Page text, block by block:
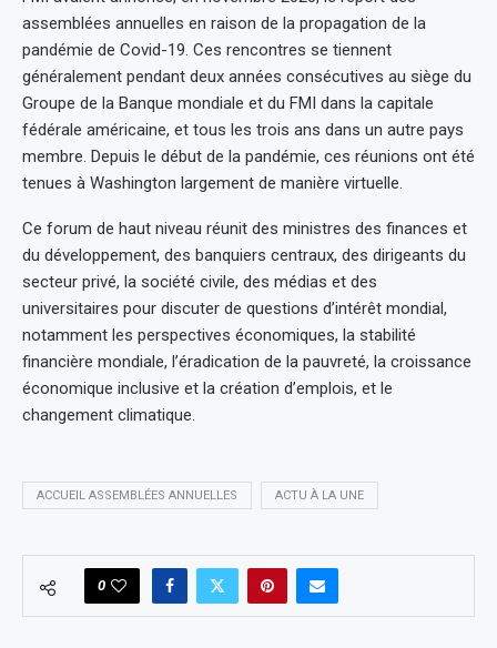
assemblées annuelles en raison de la propagation de la
pandémie de Covid-19. Ces rencontres se tiennent
généralement pendant deux années consécutives au siège du
Groupe de la Banque mondiale et du FMI dans la capitale
fédérale américaine, et tous les trois ans dans un autre pays
membre. Depuis le début de la pandémie, ces réunions ont été
tenues à Washington largement de manière virtuelle.
Ce forum de haut niveau réunit des ministres des finances et
du développement, des banquiers centraux, des dirigeants du
secteur privé, la société civile, des médias et des
universitaires pour discuter de questions d’intérêt mondial,
notamment les perspectives économiques, la stabilité
financière mondiale, l’éradication de la pauvreté, la croissance
économique inclusive et la création d’emplois, et le
changement climatique.
ACCUEIL ASSEMBLÉES ANNUELLES ACTU À LA UNE
0